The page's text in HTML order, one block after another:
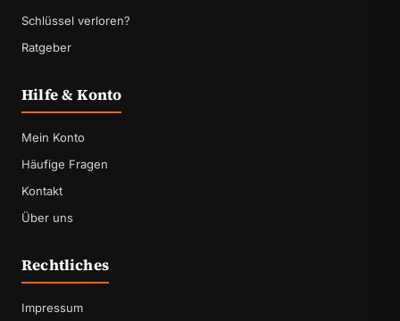
Schlüssel verloren?
Ratgeber
Hilfe & Konto
Mein Konto
Häufige Fragen
Kontakt
Über uns
Rechtliches
Impressum